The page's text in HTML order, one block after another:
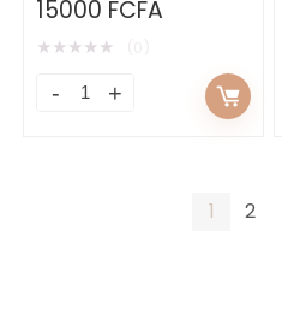
15000 FCFA
★★★★★
1 2